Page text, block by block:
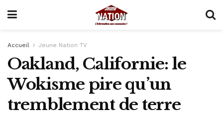
Accueil Jeune Nation TV
Oakland, Californie: le
Wokisme pire qu’un
tremblement de terre